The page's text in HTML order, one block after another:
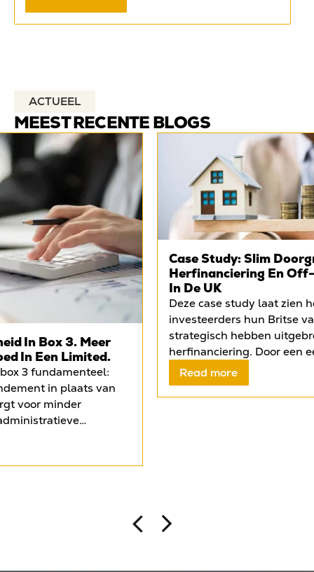
ACTUEEL
MEEST RECENTE BLOGS
In Box 3. Meer
In Een Limited.
3 fundamenteel:
in plaats van
voor minder
met strengere
Case Study: Slim
Herfinanciering En
In De UK
Deze case study laat zien
investeerders hun Britse
strategisch hebben
herfinanciering. Door een
Liverpool onder te
mortgage, konden zij
het object te verkopen en
begeleid, buitenlandse
Read more